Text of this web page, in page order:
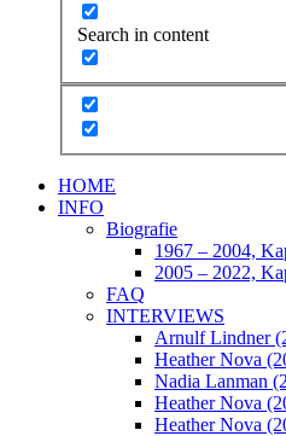
Search in content
HOME
INFO
Biografie
1967 – 2004,
2005 – 2022,
FAQ
INTERVIEWS
Arnulf Lindner
Heather Nova
Nadia Lanman
Heather Nova
Heather Nova